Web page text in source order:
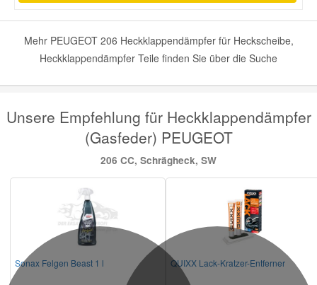
Mehr PEUGEOT 206 Heckklappendämpfer für Heckscheibe,
Heckklappendämpfer Teile finden Sie über die Suche
Unsere Empfehlung für Heckklappendämpfer
(Gasfeder) PEUGEOT
206 CC, Schrägheck, SW
Sonax Felgen Beast 1 l QUIXX Lack-Kratzer-Entferner